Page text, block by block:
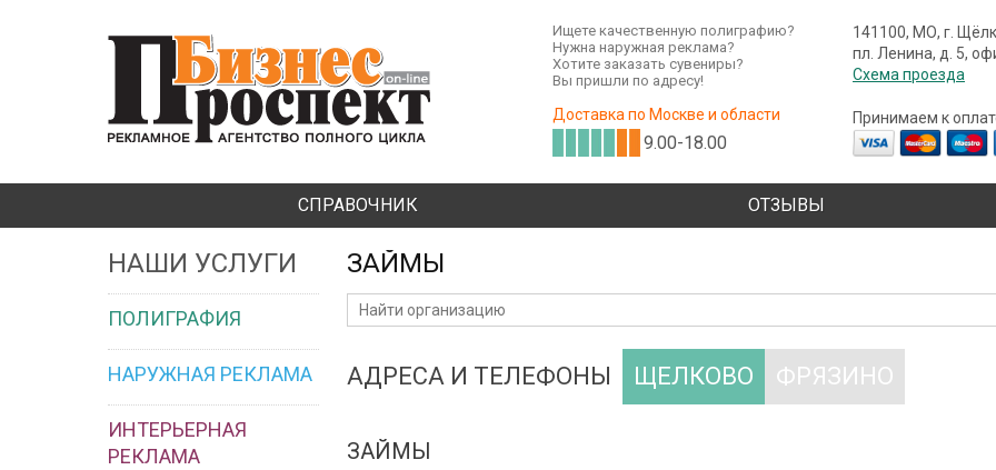
141100, МО, г.
пл. Ленина, д. 5,
Схема проезда
Принимаем к
Ищете качественную полиграфию?
Нужна наружная реклама?
Хотите заказать сувениры?
Вы пришли по адресу!
Доставка по Москве и области
9.00-18.00
СПРАВОЧНИК ОТЗЫВЫ
НАШИ УСЛУГИ
ПОЛИГРАФИЯ
НАРУЖНАЯ РЕКЛАМА
ИНТЕРЬЕРНАЯ
РЕКЛАМА
ЗАЙМЫ
АДРЕСА И ТЕЛЕФОНЫ ЩЕЛКОВО ФРЯЗИНО
ЗАЙМЫ